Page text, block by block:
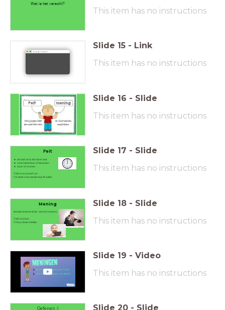
Wat is het verschil?
This item has no instructions
jeugdjournaal.nl
Slide 15 - Link
This item has no instructions
Slide 16 - Slide
This item has no instructions
Feit
iets dat zo is, dat staat vast
controleerbaar of bewezen
waar of onwaar
 Het is nu twaalf uur.
 In deze chocoladereep zit suiker.
Slide 17 - Slide
This item has no instructions
Mening
Iets dat iemand vindt - eens of oneens.
 Het is al laat.
 Chocolade is lekker.
Slide 18 - Slide
This item has no instructions
Slide 19 - Video
This item has no instructions
Oefenen :) Slide 20 - Slide